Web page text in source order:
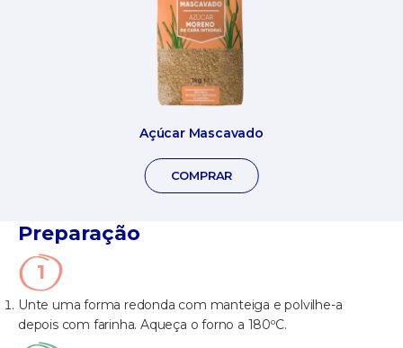
Açúcar Mascavado
COMPRAR
Preparação
Unte uma forma redonda com manteiga e polvilhe-a
depois com farinha. Aqueça o forno a 180ºC.